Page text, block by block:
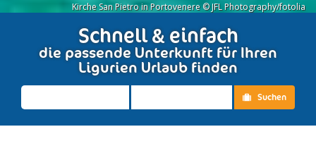
Kirche San Pietro in Portovenere © JFL Photography/fotolia
Schnell & einfach
die passende Unterkunft für Ihren
Ligurien Urlaub finden
Suchen